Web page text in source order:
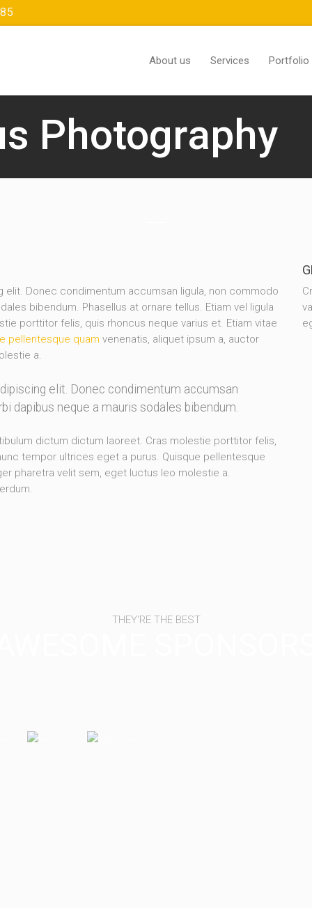
About us Services Portfolio
Photography
Donec condimentum accumsan ligula, non commodo
bibendum. Phasellus at ornare tellus. Etiam vel ligula
porttitor felis, quis rhoncus neque varius et. Etiam vitae
pellentesque quam venenatis, aliquet ipsum a, auctor
a.
elit. Donec condimentum accumsan
dapibus neque a mauris sodales bibendum.
dictum dictum laoreet. Cras molestie porttitor felis,
tempor ultrices eget a purus. Quisque pellentesque
pharetra velit sem, eget luctus leo molestie a.
THEY'RE THE BEST